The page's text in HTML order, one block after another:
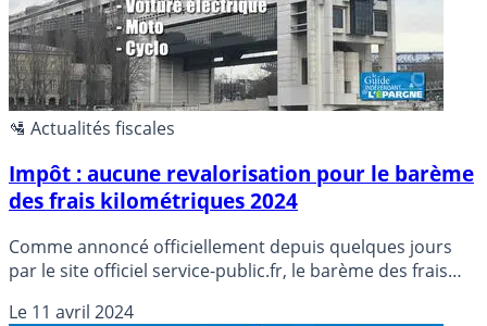
🛂 Actualités fiscales
Impôt : aucune revalorisation pour le barème
des frais kilométriques 2024
Comme annoncé officiellement depuis quelques jours
par le site officiel service-public.fr, le barème des frais
Le 11 avril 2024